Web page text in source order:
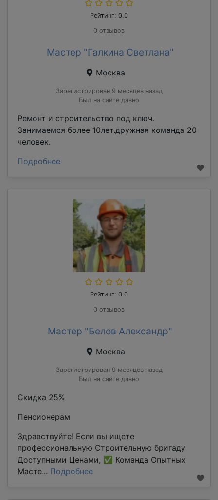
Рейтинг: 0.0
0 отзывов
Мастер "Галкина Светлана"
Москва
Зарегистрирован 9 месяцев назад
Был на сайте давно
Ремонт и строительство под ключ.
Занимаемся более 10лет.дружная команда 20
человек.
Подробнее
Рейтинг: 0.0
0 отзывов
Мастер "Белов Александр"
Москва
Зарегистрирован 9 месяцев назад
Был на сайте давно
Скидка 25%
Пенсионерам
Здравствуйте! Если вы ищете
профессиональную Строительную бригаду
Доступными Ценами, ✅ Команда Опытных
Масте... Подробнее